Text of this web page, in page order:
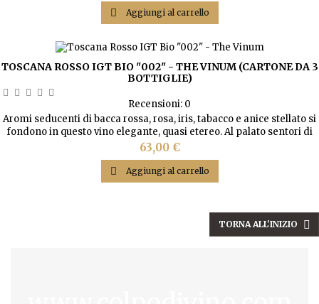
una nota minerale persistente.
 Aggiungi al carrello
TOSCANA ROSSO IGT BIO "002" - THE VINUM (CARTONE DA 3
BOTTIGLIE)
Recensioni: 0
Aromi seducenti di bacca rossa, rosa, iris, tabacco e anice stellato si
fondono in questo vino elegante, quasi etereo. Al palato sentori di
ciliegia, confettura di fragola e una nota di pepe nero a fianco di
tannini raffinati.
Prezzo
63,00 €
 Aggiungi al carrello
TORNA ALL'INIZIO 